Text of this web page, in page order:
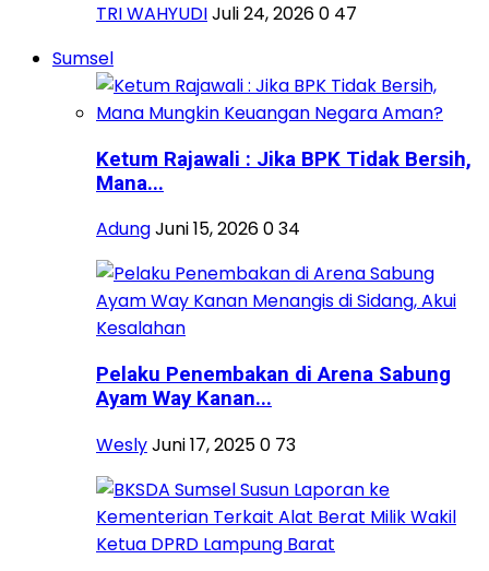
TRI WAHYUDIJuli 24, 20260 47
Sumsel
Ketum Rajawali : Jika BPK Tidak Bersih,
Mana...
AdungJuni 15, 2026034
Pelaku Penembakan di Arena Sabung
Ayam Way Kanan...
WeslyJuni 17, 20250 73